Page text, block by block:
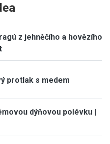
z jehněčího a hovězího
protlak s medem
dýňovou polévku |